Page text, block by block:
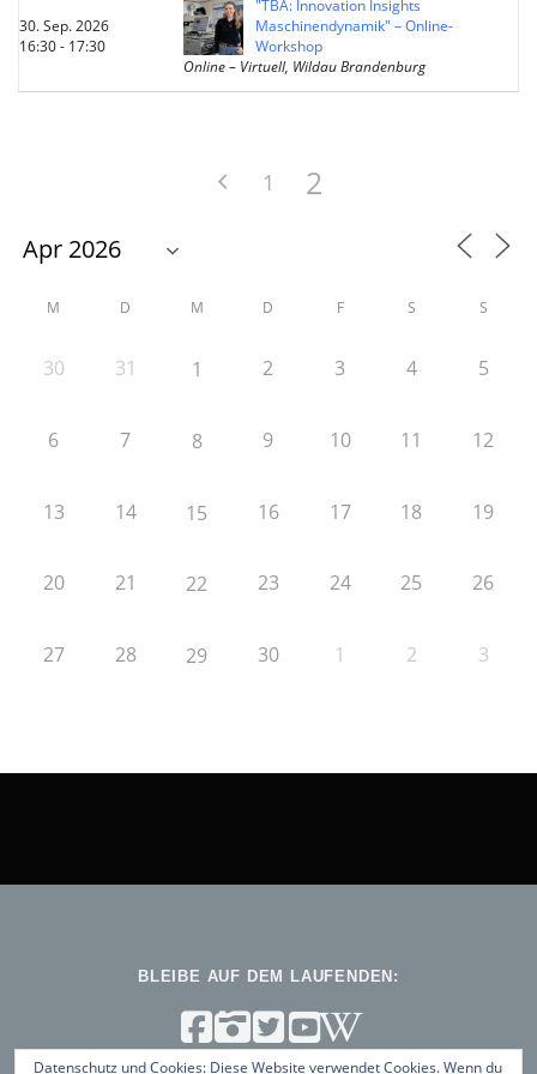
30. Sep. 2026
16:30 - 17:30
"TBA: Innovation Insights
Maschinendynamik" – Online-
Workshop
Online – Virtuell, Wildau Brandenburg
1 2
M D M D F S S
30 31 1 2 3 4 5
6 7 8 9 10 11 12
13 14 15 16 17 18 19
20 21 22 23 24 25 26
27 28 29 30 1 2 3
BLEIBE AUF DEM LAUFENDEN:
Datenschutz und Cookies: Diese Website verwendet Cookies. Wenn du